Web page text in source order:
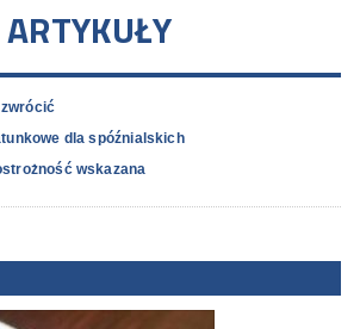
dla spóźnialskich
wskazana